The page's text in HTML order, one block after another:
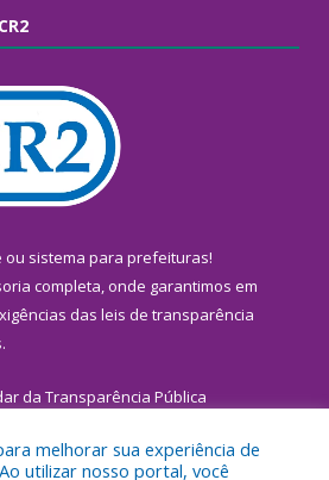
ou sistema para prefeituras!
completa, onde garantimos em
das leis de transparência
da Transparência Pública
melhorar sua experiência de
utilizar nosso portal, você